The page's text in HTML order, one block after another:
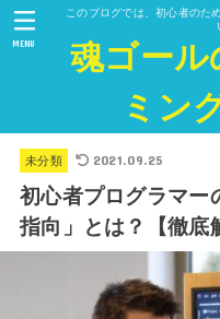
このブログでは、初心者のた
魂ゴール
ミン
MENU
未分類 2021.09.25
初心者プログラマー
指向」とは？【徹底